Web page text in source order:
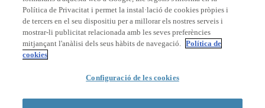
Acreditacions
© 2026 La Salle Campus Barcelona - URL |Avís legal
Política de Privacitat i permet la instal·lació de cookies pròpies i
de tercers en el seu dispositiu per a millorar els nostres serveis i
mostrar-li publicitat relacionada amb les seves preferències
mitjançant l'anàlisi dels seus hàbits de navegació. Política de
cookies
Configuració de les cookies